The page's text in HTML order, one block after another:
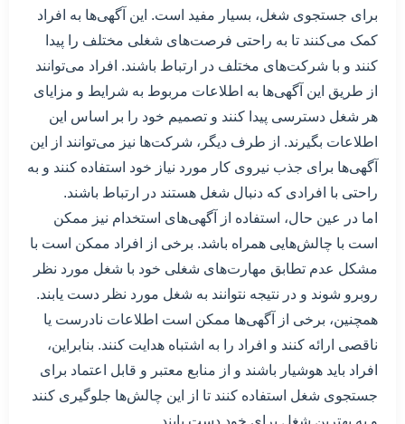
برای جستجوی شغل، بسیار مفید است. این آگهی‌ها به افراد
کمک می‌کنند تا به راحتی فرصت‌های شغلی مختلف را پیدا
کنند و با شرکت‌های مختلف در ارتباط باشند. افراد می‌توانند
از طریق این آگهی‌ها به اطلاعات مربوط به شرایط و مزایای
هر شغل دسترسی پیدا کنند و تصمیم خود را بر اساس این
اطلاعات بگیرند. از طرف دیگر، شرکت‌ها نیز می‌توانند از این
آگهی‌ها برای جذب نیروی کار مورد نیاز خود استفاده کنند و به
راحتی با افرادی که دنبال شغل هستند در ارتباط باشند.
اما در عین حال، استفاده از آگهی‌های استخدام نیز ممکن
است با چالش‌هایی همراه باشد. برخی از افراد ممکن است با
مشکل عدم تطابق مهارت‌های شغلی خود با شغل مورد نظر
روبرو شوند و در نتیجه نتوانند به شغل مورد نظر دست یابند.
همچنین، برخی از آگهی‌ها ممکن است اطلاعات نادرست یا
ناقصی ارائه کنند و افراد را به اشتباه هدایت کنند. بنابراین،
افراد باید هوشیار باشند و از منابع معتبر و قابل اعتماد برای
جستجوی شغل استفاده کنند تا از این چالش‌ها جلوگیری کنند
و به بهترین شغل برای خود دست یابند.